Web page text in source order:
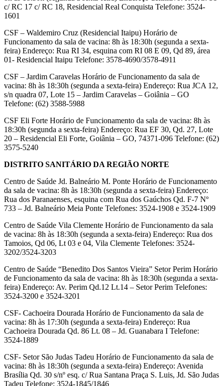
c/ RC 17 c/ RC 18, Residencial Real Conquista Telefone: 3524-
1601
CSF – Waldemiro Cruz (Residencial Itaipu) Horário de
Funcionamento da sala de vacina: 8h às 18:30h (segunda a sexta-
feira) Endereço: Rua RI 34, esquina com RI 08 E 09, Qd 89, área
01- Residencial Itaipu Telefone: 3578-4690/3578-4911
CSF – Jardim Caravelas Horário de Funcionamento da sala de
vacina: 8h às 18:30h (segunda a sexta-feira) Endereço: Rua JCA 12,
s/n quadra 07, Lote 15 – Jardim Caravelas – Goiânia – GO
Telefone: (62) 3588-5988
CSF Eli Forte Horário de Funcionamento da sala de vacina: 8h às
18:30h (segunda a sexta-feira) Endereço: Rua EF 30, Qd. 27, Lote
20 – Residencial Eli Forte, Goiânia – GO, 74371-096 Telefone: (62)
3575-5240
DISTRITO SANITÁRIO DA REGIÃO NORTE
Centro de Saúde Jd. Balneário M. Ponte Horário de Funcionamento
da sala de vacina: 8h às 18:30h (segunda a sexta-feira) Endereço:
Rua dos Paranaenses, esquina com Rua dos Gaúchos Qd. F-7 Nº
733 – Jd. Balneário Meia Ponte Telefones: 3524-1908 e 3524-1909
Centro de Saúde Vila Clemente Horário de Funcionamento da sala
de vacina: 8h às 18:30h (segunda a sexta-feira) Endereço: Rua dos
Tamoios, Qd 06, Lt 03 e 04, Vila Clemente Telefones: 3524-
3202/3524-3203
Centro de Saúde “Benedito Dos Santos Vieira” Setor Perim Horário
de Funcionamento da sala de vacina: 8h às 18:30h (segunda a sexta-
feira) Endereço: Av. Perim Qd.12 Lt.14 – Setor Perim Telefones:
3524-3200 e 3524-3201
CSF- Cachoeira Dourada Horário de Funcionamento da sala de
vacina: 8h às 17:30h (segunda a sexta-feira) Endereço: Rua
Cachoeira Dourada Qd. 86 Lt. 08 – Jd. Guanabara I Telefone:
3524-1889
CSF- Setor São Judas Tadeu Horário de Funcionamento da sala de
vacina: 8h às 18:30h (segunda a sexta-feira) Endereço: Avenida
Brasília Qd. 30 s/nº esq. c/ Rua Santana Praça S. Luis, Jd. São Judas
Tadeu Telefone: 3524-1845/1846